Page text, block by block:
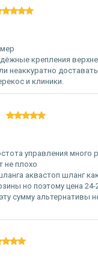
крепления
неаккуратно
и клиники.
управления много
не плохо
аквастоп шланг
но поэтому цена
сумму альтернативы